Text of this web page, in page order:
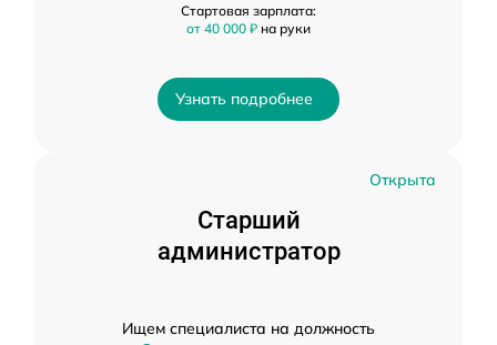
Стартовая зарплата:
от 40 000 ₽ на руки
Узнать подробнее
Открыта
Старший
администратор
Ищем специалиста на должность